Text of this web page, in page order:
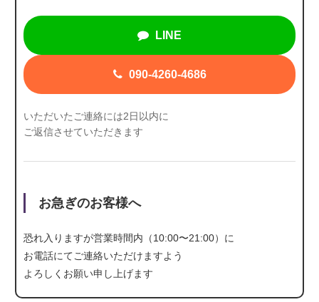
LINE
090-4260-4686
いただいたご連絡には2日以内に
ご返信させていただきます
お急ぎのお客様へ
恐れ入りますが営業時間内（10:00〜21:00）に
お電話にてご連絡いただけますよう
よろしくお願い申し上げます